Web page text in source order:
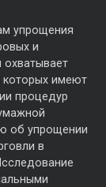
упрощения
и
охватывает
которых имеют
процедур
об упрощении
в